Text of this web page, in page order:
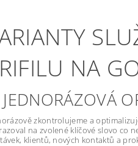
NA
zkontrolujeme a
na zvolené klíčové slovo co
klientů, nových kontaktů a